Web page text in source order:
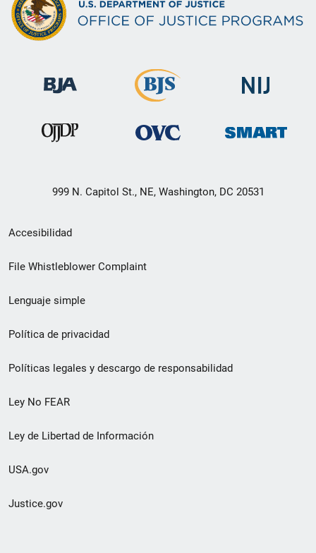
999 N. Capitol St., NE, Washington, DC 20531
Menú
de
de
pie
de
página
Accesibilidad
File Whistleblower Complaint
Lenguaje simple
Política de privacidad
Políticas legales y descargo de responsabilidad
Ley No FEAR
Ley de Libertad de Información
USA.gov
Justice.gov